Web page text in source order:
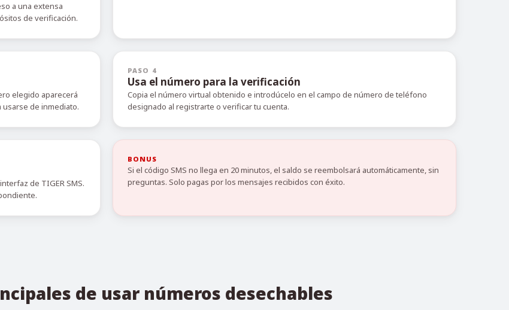
a una extensa
de verificación.
elegido aparecerá
usarse de inmediato.
PASO 4
Usa el número para la verificación
Copia el número virtual obtenido e introdúcelo en el campo de número de teléfono
designado al registrarte o verificar tu cuenta.
de TIGER SMS.
BONUS
Si el código SMS no llega en 20 minutos, el saldo se reembolsará automáticamente, sin
preguntas. Solo pagas por los mensajes recibidos con éxito.
de usar números desechables